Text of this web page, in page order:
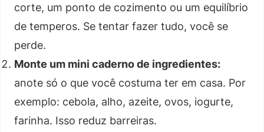
corte, um ponto de cozimento ou um equilíbrio
de temperos. Se tentar fazer tudo, você se
perde.
Monte um mini caderno de ingredientes:
anote só o que você costuma ter em casa. Por
exemplo: cebola, alho, azeite, ovos, iogurte,
farinha. Isso reduz barreiras.